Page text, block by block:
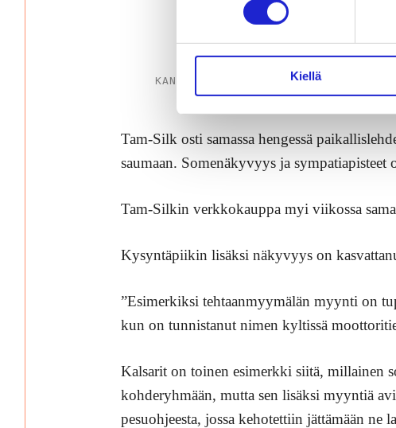
Kiellä
KANGASALAN SANOMIEN ETUSIVU
Tam-Silk osti samassa hengessä
saumaan. Somenäkyvyys ja sympatiapisteet
Tam-Silkin verkkokauppa myi viikossa
Kysyntäpiikin lisäksi näkyvyys on
”Esimerkiksi tehtaanmyymälän myynti on
kun on tunnistanut nimen kyltissä
Kalsarit on toinen esimerkki siitä, millainen
kohderyhmään, mutta sen lisäksi myyntiä
pesuohjeesta, jossa kehotettiin jättämään